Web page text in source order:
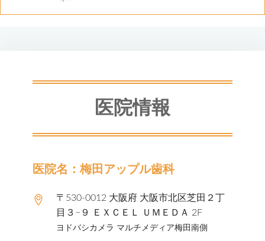
医院情報
医院名：梅田アップル歯科
〒530-0012 大阪府 大阪市北区芝田２丁
目３−９ ＥＸＣＥＬ ＵＭＥＤＡ 2F
ヨドバシカメラ マルチメディア梅田南側